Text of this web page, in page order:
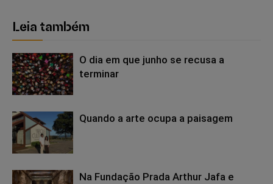
Leia também
O dia em que junho se recusa a
terminar
Quando a arte ocupa a paisagem
Na Fundação Prada Arthur Jafa e